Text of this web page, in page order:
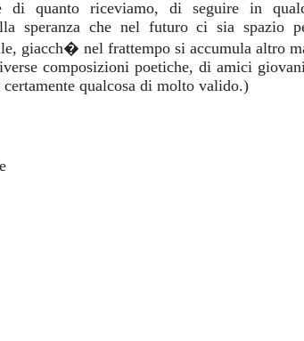
di quanto riceviamo, di seguire in
speranza che nel futuro ci sia spazio
giacch� nel frattempo si accumula altro
composizioni poetiche, di amici
qualcosa di molto valido.)